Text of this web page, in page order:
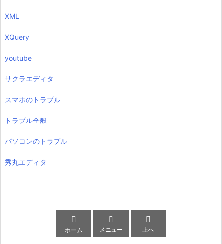
XML
XQuery
youtube
サクラエディタ
スマホのトラブル
トラブル全般
パソコンのトラブル
秀丸エディタ

ホーム

メニュー

上へ